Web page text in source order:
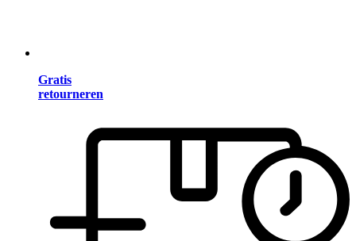
Gratis
retourneren